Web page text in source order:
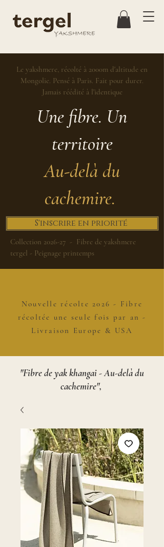
Le yakshmere, récolté à 2000m d'altitude en
Mongolie. Pensé à Paris. Fait pour durer.
Jamais réédité à l'identique
Une fibre. Un
territoire
Au-delà du
cachemire.
S'inscrire en priorité
Collection 2026-27 - Fibre de yakshmere
tergel - Peignage printemps
Nouvelle récolte 2026 - Fibre
récoltée une seule fois par an -
Livraison Europe & USA
"Fibre de yak khangai - Au-delà du
cachemire",